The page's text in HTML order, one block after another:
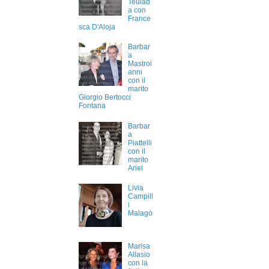
Teulad
a con
France
sca D'Aloja
Barbar
a
Mastroi
anni
con il
marito
Giorgio Bertocci
Fontana
Barbar
a
Piattelli
con il
marito
Ariel
Livia
Campill
i
Malagò
Marisa
Allasio
con la